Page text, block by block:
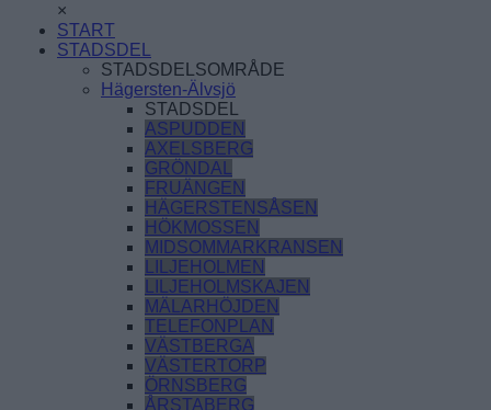
×
START
STADSDEL
STADSDELSOMRÅDE
Hägersten-Älvsjö
STADSDEL
ASPUDDEN
AXELSBERG
GRÖNDAL
FRUÄNGEN
HÄGERSTENSÅSEN
HÖKMOSSEN
MIDSOMMARKRANSEN
LILJEHOLMEN
LILJEHOLMSKAJEN
MÄLARHÖJDEN
TELEFONPLAN
VÄSTBERGA
VÄSTERTORP
ÖRNSBERG
ÅRSTABERG